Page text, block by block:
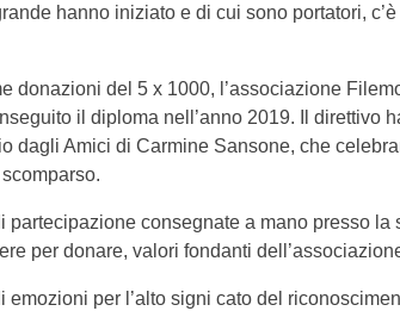
hanno iniziato e di cui sono portatori,
donazioni del 5 x 1000, l’associazione
il diploma nell’anno 2019. Il direttivo
dagli Amici di Carmine Sansone, che
partecipazione consegnate a mano presso
per donare, valori fondanti
per l’alto signi cato del